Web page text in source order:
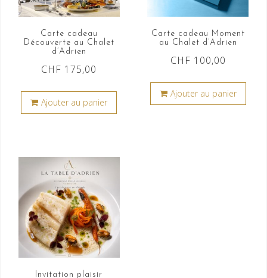
Carte cadeau
Découverte au Chalet
d’Adrien
CHF 175,00
Ajouter au panier
Carte cadeau Moment
au Chalet d’Adrien
CHF 100,00
Ajouter au panier
Invitation plaisir